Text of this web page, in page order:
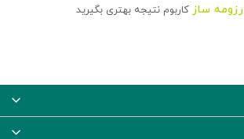
رزومه ساز کاربوم نتیجه بهتری بگیرید